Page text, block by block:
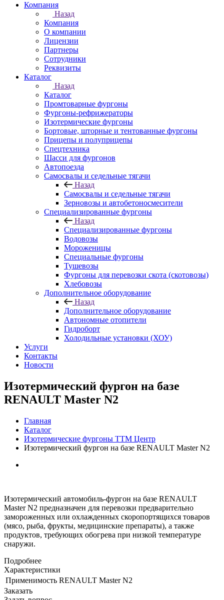
Компания
Назад
Компания
О компании
Лицензии
Партнеры
Сотрудники
Реквизиты
Каталог
Назад
Каталог
Промтоварные фургоны
Фургоны-рефрижераторы
Изотермические фургоны
Бортовые, шторные и тентованные фургоны
Прицепы и полуприцепы
Спецтехника
Шасси для фургонов
Автопоезда
Самосвалы и седельные тягачи
Назад
Самосвалы и седельные тягачи
Зерновозы и автобетоносмесители
Специализированные фургоны
Назад
Специализированные фургоны
Водовозы
Мороженицы
Специальные фургоны
Тушевозы
Фургоны для перевозки скота (скотовозы)
Хлебовозы
Дополнительное оборудование
Назад
Дополнительное оборудование
Автономные отопители
Гидроборт
Холодильные установки (ХОУ)
Услуги
Контакты
Новости
Изотермический фургон на базе
RENAULT Master N2
Главная
Каталог
Изотермические фургоны ТТМ Центр
Изотермический фургон на базе RENAULT Master N2
Изотермический автомобиль-фургон на базе RENAULT
Master N2 предназначен для перевозки предварительно
замороженных или охлажденных скоропортящихся товаров
(мясо, рыба, фрукты, медицинские препараты), а также
продуктов, требующих обогрева при низкой температуре
снаружи.
Подробнее
Характеристики
Применимость RENAULT Master N2
Заказать